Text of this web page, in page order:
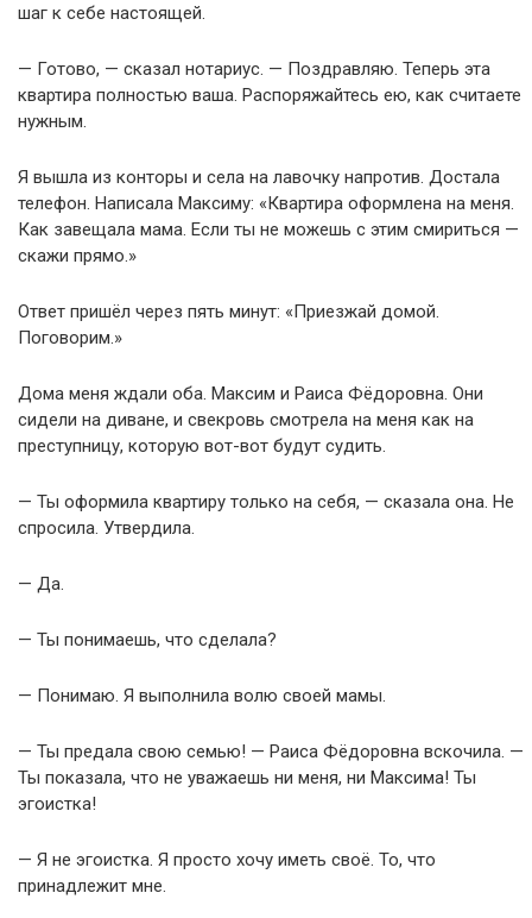
шаг к себе настоящей.
— Готово, — сказал нотариус. — Поздравляю. Теперь эта
квартира полностью ваша. Распоряжайтесь ею, как считаете
нужным.
Я вышла из конторы и села на лавочку напротив. Достала
телефон. Написала Максиму: «Квартира оформлена на меня.
Как завещала мама. Если ты не можешь с этим смириться —
скажи прямо.»
Ответ пришёл через пять минут: «Приезжай домой.
Поговорим.»
Дома меня ждали оба. Максим и Раиса Фёдоровна. Они
сидели на диване, и свекровь смотрела на меня как на
преступницу, которую вот-вот будут судить.
— Ты оформила квартиру только на себя, — сказала она. Не
спросила. Утвердила.
— Да.
— Ты понимаешь, что сделала?
— Понимаю. Я выполнила волю своей мамы.
— Ты предала свою семью! — Раиса Фёдоровна вскочила. —
Ты показала, что не уважаешь ни меня, ни Максима! Ты
эгоистка!
— Я не эгоистка. Я просто хочу иметь своё. То, что
принадлежит мне.